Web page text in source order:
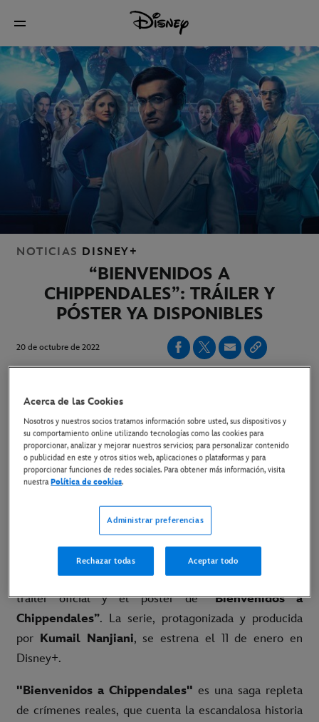
NOTICIAS DISNEY+
“BIENVENIDOS A
CHIPPENDALES”: TRÁILER Y
PÓSTER YA DISPONIBLES
20 de octubre de 2022
La serie original protagonizada y producida por Kumail
Nanjianillega el 11 de enero en exclusiva a Disney+
Link al tráiler
Link al póster
Link al material disponible
Madrid, 20 de octubre– Ya están disponibles el
tráiler oficial y el póster de“Bienvenidos a
Chippendales”. La serie, protagonizada y producida
por Kumail Nanjiani, se estrena el 11 de enero en
Disney+.
"Bienvenidos a Chippendales" es una saga repleta
de crímenes reales, que cuenta la escandalosa historia
Acerca de las Cookies
Nosotros y nuestros socios tratamos información sobre usted, sus dispositivos y
su comportamiento online utilizando tecnologías como las cookies para
proporcionar, analizar y mejorar nuestros servicios; para personalizar contenido
o publicidad en este y otros sitios web, aplicaciones o plataformas y para
proporcionar funciones de redes sociales. Para obtener más información, visita
nuestra Política de cookies.
Administrar preferencias
Rechazar todas Aceptar todo